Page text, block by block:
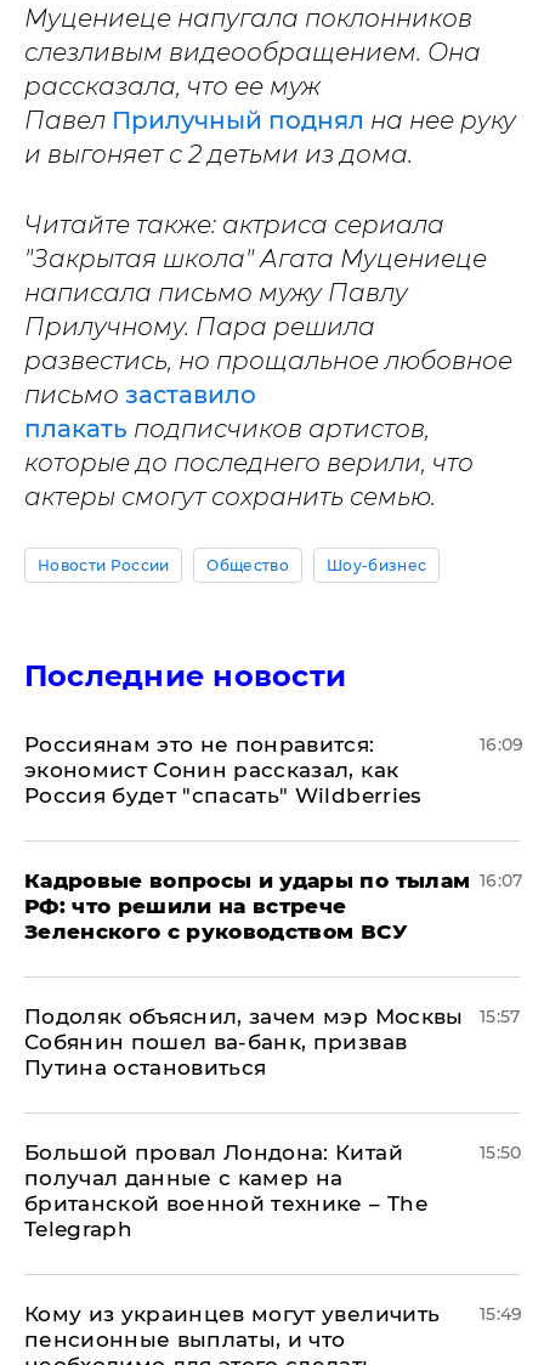
Муцениеце напугала поклонников
слезливым видеообращением. Она
рассказала, что ее муж
Павел Прилучный поднял на нее руку
и выгоняет с 2 детьми из дома.
Читайте также: актриса сериала
"Закрытая школа" Агата Муцениеце
написала письмо мужу Павлу
Прилучному. Пара решила
развестись, но прощальное любовное
письмо заставило
плакать подписчиков артистов,
которые до последнего верили, что
актеры смогут сохранить семью.
Новости России Общество Шоу-бизнес
Последние новости
Россиянам это не понравится:
экономист Сонин рассказал, как
Россия будет "спасать" Wildberries
16:09
Кадровые вопросы и удары по тылам
РФ: что решили на встрече
Зеленского с руководством ВСУ
16:07
Подоляк объяснил, зачем мэр Москвы
Собянин пошел ва-банк, призвав
Путина остановиться
15:57
Большой провал Лондона: Китай
получал данные с камер на
британской военной технике – The
Telegraph
15:50
Кому из украинцев могут увеличить
пенсионные выплаты, и что
15:49